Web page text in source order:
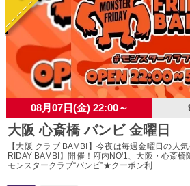
08月07日(金) 22:00～
大阪 心斎橋 バンビ 金曜日
【大阪 クラブ BAMBI】今夜は毎週金曜日の人
RIDAY BAMBI】開催！府内NO'1、大阪・心斎橋
モンスタークラブ“バンビ”★クーポン利...